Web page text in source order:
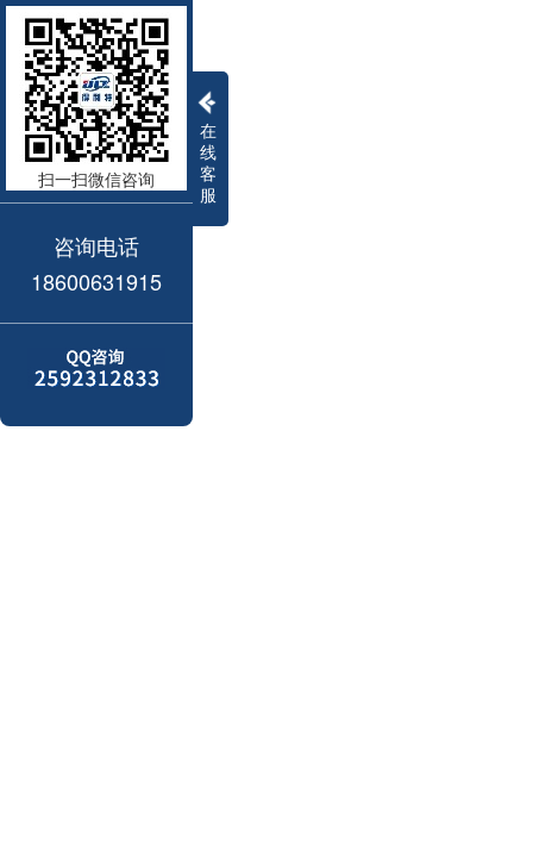
在
线
客
服
扫一扫微信咨询
咨询电话
18600631915